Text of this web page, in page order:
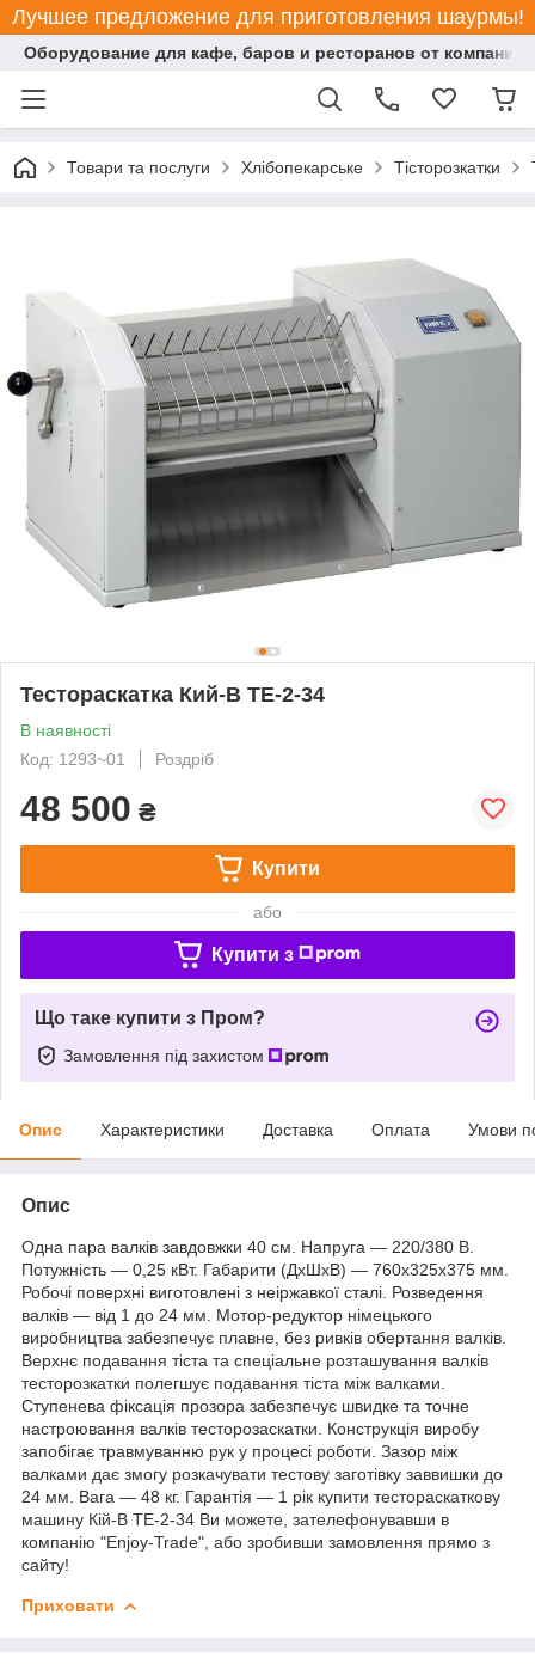
Лучшее предложение для приготовления шаурмы!
Оборудование для кафе, баров и ресторанов от компании
Товари та послуги Хлібопекарське Тісторозкатки
Тестораскатка Кий-В ТЕ-2-34
В наявності
Код: 1293~01
Роздріб
48 500 ₴
Купити
або
Купити з
Що таке купити з Пром?
Замовлення під захистом
Опис Характеристики Доставка Оплата Умови
Опис
Одна пара валків завдовжки 40 см. Напруга — 220/380 В.
Потужність — 0,25 кВт. Габарити (ДхШхВ) — 760x325x375 мм.
Робочі поверхні виготовлені з неіржавкої сталі. Розведення
валків — від 1 до 24 мм. Мотор-редуктор німецького
виробництва забезпечує плавне, без ривків обертання валків.
Верхнє подавання тіста та спеціальне розташування валків
тесторозкатки полегшує подавання тіста між валками.
Ступенева фіксація прозора забезпечує швидке та точне
настроювання валків тесторозаскатки. Конструкція виробу
запобігає травмуванню рук у процесі роботи. Зазор між
валками дає змогу розкачувати тестову заготівку заввишки до
24 мм. Вага — 48 кг. Гарантія — 1 рік купити тестораскаткову
машину Кій-В ТЕ-2-34 Ви можете, зателефонувавши в
компанію "Enjoy-Trade", або зробивши замовлення прямо з
сайту!
Приховати